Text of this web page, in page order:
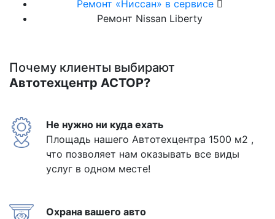
Ремонт «Ниссан» в сервисе
Ремонт Nissan Liberty
Почему клиенты выбирают
Автотехцентр АСТОР?
Не нужно ни куда ехать
Площадь нашего Автотехцентра 1500 м2 ,
что позволяет нам оказывать все виды
услуг в одном месте!
Охрана вашего авто